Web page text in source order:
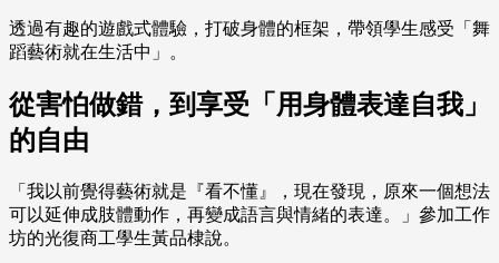
透過有趣的遊戲式體驗，打破身體的框架，帶領學生感受「舞
蹈藝術就在生活中」。
從害怕做錯，到享受「用身體表達自我」
的自由
「我以前覺得藝術就是『看不懂』，現在發現，原來一個想法
可以延伸成肢體動作，再變成語言與情緒的表達。」參加工作
坊的光復商工學生黃品棣說。